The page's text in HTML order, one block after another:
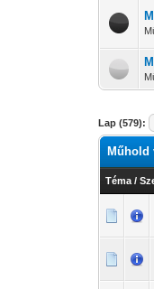
Lap (579):
Műhold
Téma /